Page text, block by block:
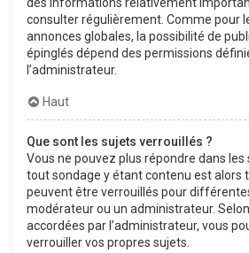
des informations relativement
consulter régulièrement. Comme pour
annonces globales, la possibilité de
épinglés dépend des permissions
l’administrateur.
Haut
Que sont les sujets verrouillés ?
Vous ne pouvez plus répondre dans
tout sondage y étant contenu est alors
peuvent être verrouillés pour
modérateur ou un administrateur.
accordées par l’administrateur, vous
verrouiller vos propres sujets.